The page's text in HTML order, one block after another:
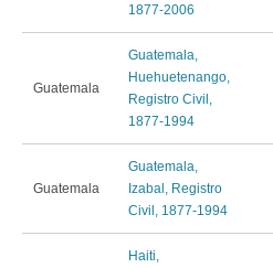
1877-2006
Guatemala
Guatemala,
Huehuetenango,
Registro Civil,
1877-1994
Guatemala
Guatemala,
Izabal, Registro
Civil, 1877-1994
Haiti,